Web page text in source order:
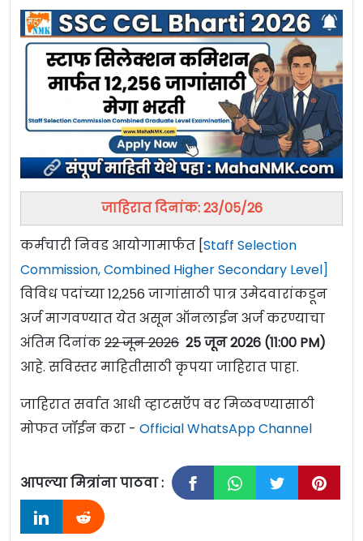
जाहिरात दिनांक: 23/05/26
कर्मचारी निवड आयोगामार्फत [Staff Selection
Commission, Combined Higher Secondary Level]
विविध पदांच्या 12,256 जागांसाठी पात्र उमेदवारांकडून
अर्ज मागवण्यात येत असून ऑनलाईन अर्ज करण्याचा
अंतिम दिनांक22 जून 2026 25 जून 2026 (11:00 PM)
आहे. सविस्तर माहितीसाठी कृपया जाहिरात पाहा.
जाहिरात सर्वात आधी व्हाटसऍप वर मिळवण्यासाठी
मोफत जॉईन करा - Official WhatsApp Channel
आपल्या मित्रांना पाठवा :